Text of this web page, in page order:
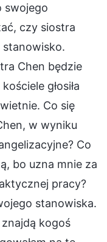
swojego
czy siostra
stanowisko.
Chen będzie
głosiła
Co się
w wyniku
Co
bo uzna mnie za
pracy?
stanowiska.
znajdą kogoś